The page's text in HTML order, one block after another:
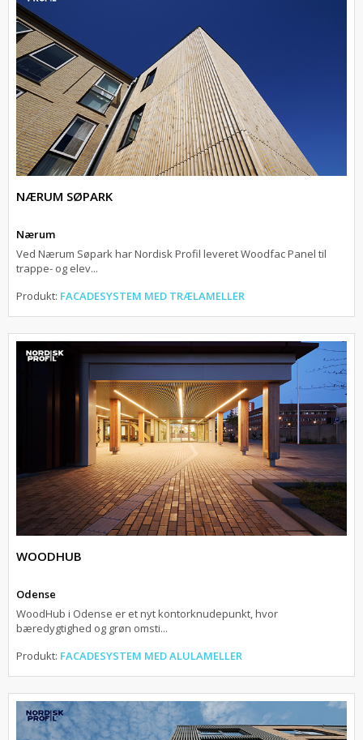
NÆRUM SØPARK
Nærum
Ved Nærum Søpark har Nordisk Profil leveret Woodfac Panel til
trappe- og elev...
Produkt: FACADESYSTEM MED TRÆLAMELLER
WOODHUB
Odense
WoodHub i Odense er et nyt kontorknudepunkt, hvor
bæredygtighed og grøn omsti...
Produkt: FACADESYSTEM MED ALULAMELLER